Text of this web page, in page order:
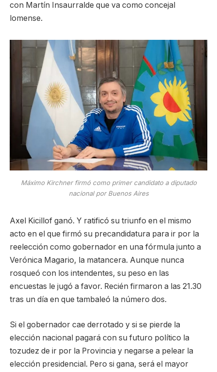
con Martín Insaurralde que va como concejal
lomense.
Máximo Kirchner firmó como primer candidato a diputado
nacional por Buenos Aires
Axel Kicillof ganó. Y ratificó su triunfo en el mismo
acto en el que firmó su precandidatura para ir por la
reelección como gobernador en una fórmula junto a
Verónica Magario, la matancera. Aunque nunca
rosqueó con los intendentes, su peso en las
encuestas le jugó a favor. Recién firmaron a las 21.30
tras un día en que tambaleó la número dos.
Si el gobernador cae derrotado y si se pierde la
elección nacional pagará con su futuro político la
tozudez de ir por la Provincia y negarse a pelear la
elección presidencial. Pero si gana, será el mayor